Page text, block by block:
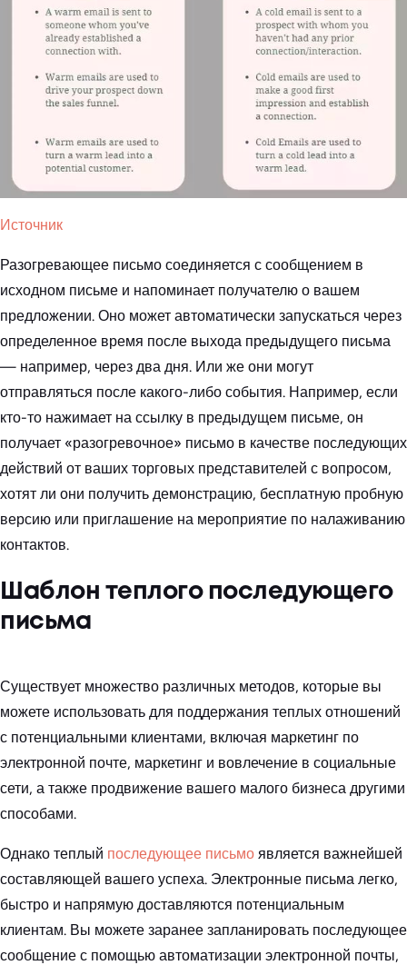
Источник
Разогревающее письмо соединяется с сообщением в
исходном письме и напоминает получателю о вашем
предложении. Оно может автоматически запускаться через
определенное время после выхода предыдущего письма
— например, через два дня. Или же они могут
отправляться после какого-либо события. Например, если
кто-то нажимает на ссылку в предыдущем письме, он
получает «разогревочное» письмо в качестве последующих
действий от ваших торговых представителей с вопросом,
хотят ли они получить демонстрацию, бесплатную пробную
версию или приглашение на мероприятие по налаживанию
контактов.
Шаблон теплого последующего
письма
Существует множество различных методов, которые вы
можете использовать для поддержания теплых отношений
с потенциальными клиентами, включая маркетинг по
электронной почте, маркетинг и вовлечение в социальные
сети, а также продвижение вашего малого бизнеса другими
способами.
Однако теплый последующее письмо является важнейшей
составляющей вашего успеха. Электронные письма легко,
быстро и напрямую доставляются потенциальным
клиентам. Вы можете заранее запланировать последующее
сообщение с помощью автоматизации электронной почты,